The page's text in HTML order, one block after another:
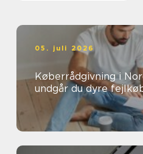
05. juli 2026
Køberrådgivning i
undgår du dyre